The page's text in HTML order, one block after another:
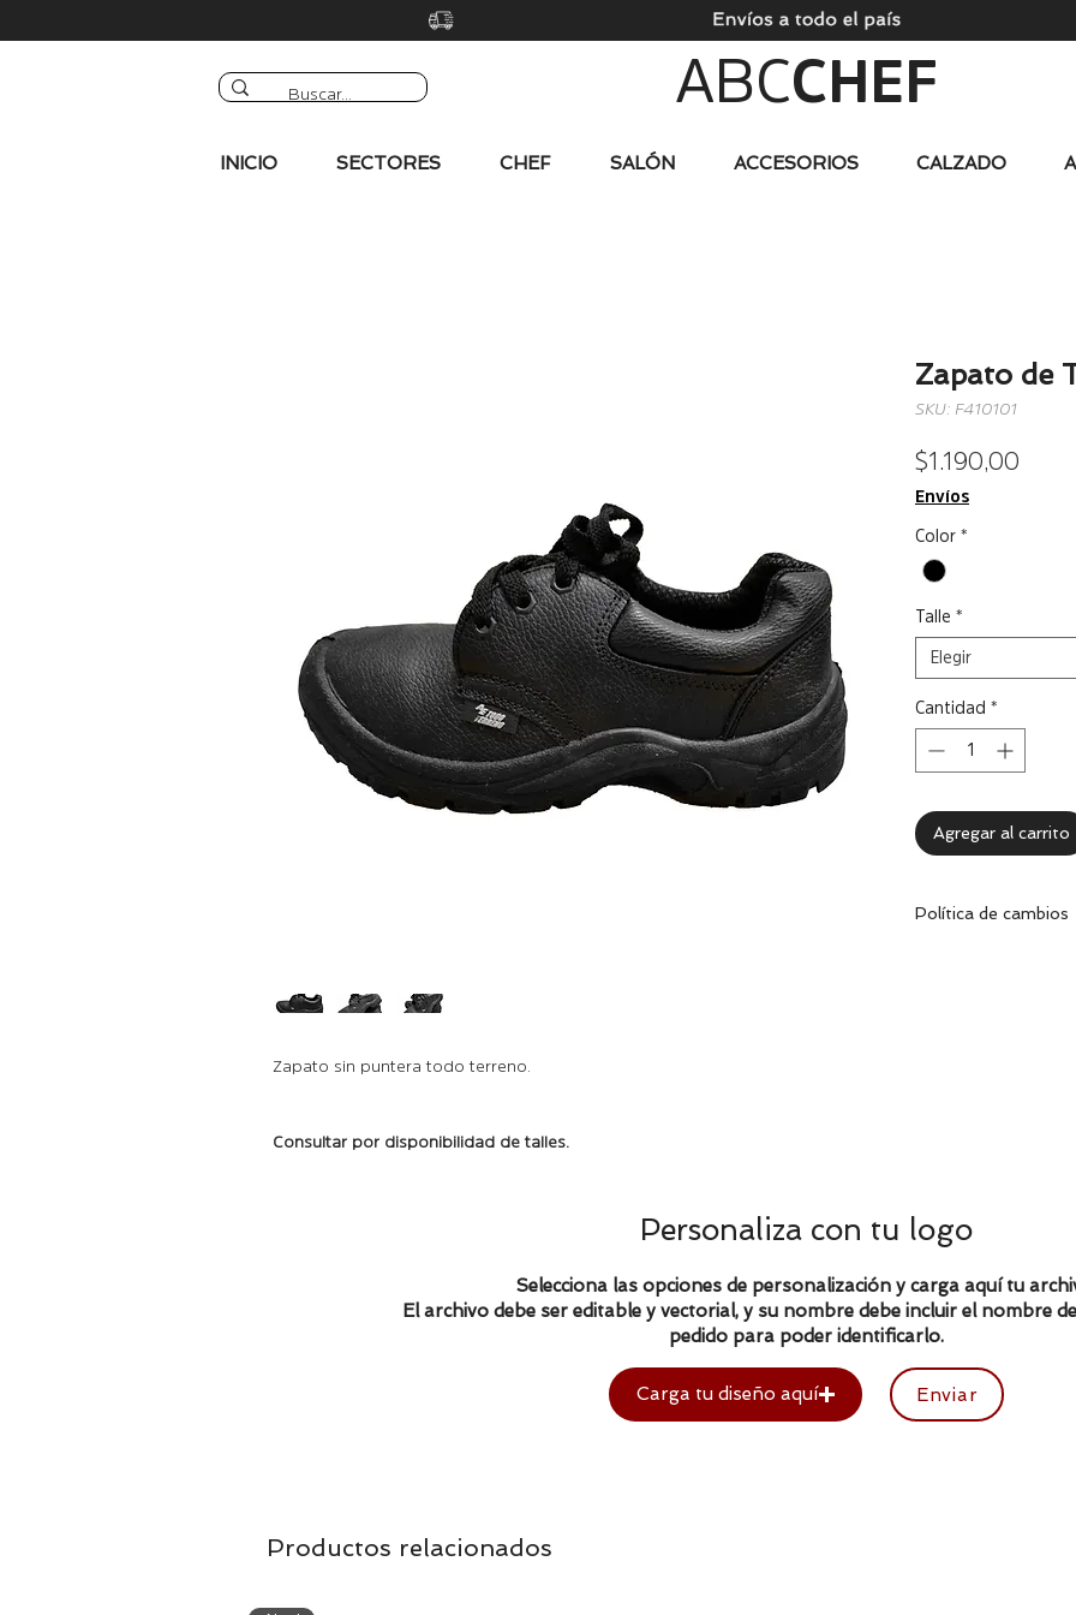
ABCCHEF
INICIO SECTORES CHEF SALÓN ACCESORIOS CALZADO
Zapato sin puntera todo terreno.
Consultar por disponibilidad de talles.
Zapato de
SKU: F410101
$ 1.190,00
Envíos
Color *
Talle *
Elegir
Cantidad *
Agregar al carrito
Política de cambios
Personaliza con tu logo
Selecciona las opciones de personalización y carga aquí tu
El archivo debe ser editable y vectorial, y su nombre debe incluir el nombre
pedido para poder identificarlo.
Carga tu diseño aquí Enviar
Productos relacionados